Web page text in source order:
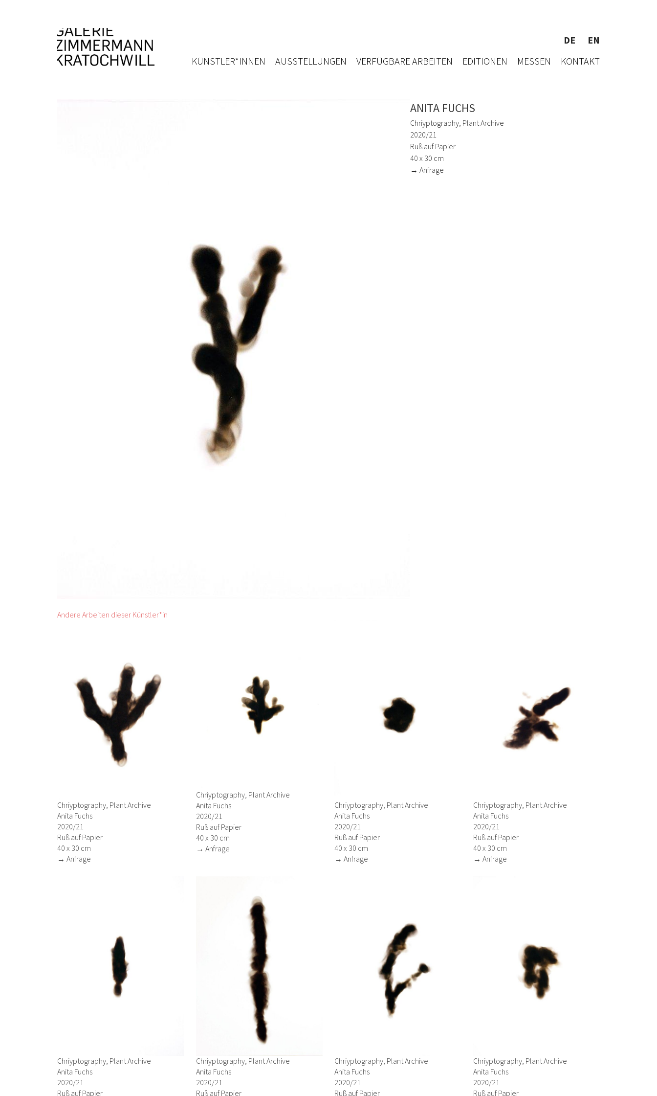
DE
EN
KÜNSTLER*INNEN
AUSSTELLUNGEN VERFÜGBARE ARBEITEN EDITIONEN MESSEN KONTAKT
ANITA FUCHS
Chriyptography, Plant Archive
2020/21
Ruß auf Papier
40 x 30 cm
→ Anfrage
Andere Arbeiten dieser Künstler*in
Chriyptography, Plant Archive
Anita Fuchs
2020/21
Ruß auf Papier
40 x 30 cm
→ Anfrage
Chriyptography, Plant Archive
Anita Fuchs
2020/21
Ruß auf Papier
40 x 30 cm
→ Anfrage
Chriyptography, Plant Archive
Anita Fuchs
2020/21
Ruß auf Papier
40 x 30 cm
→ Anfrage
Chriyptography, Plant Archive
Anita Fuchs
2020/21
Ruß auf Papier
40 x 30 cm
→ Anfrage
Chriyptography, Plant Archive
Anita Fuchs
2020/21
Ruß auf Papier
Chriyptography, Plant Archive
Anita Fuchs
2020/21
Ruß auf Papier
Chriyptography, Plant Archive
Anita Fuchs
2020/21
Ruß auf Papier
Chriyptography, Plant Archive
Anita Fuchs
2020/21
Ruß auf Papier